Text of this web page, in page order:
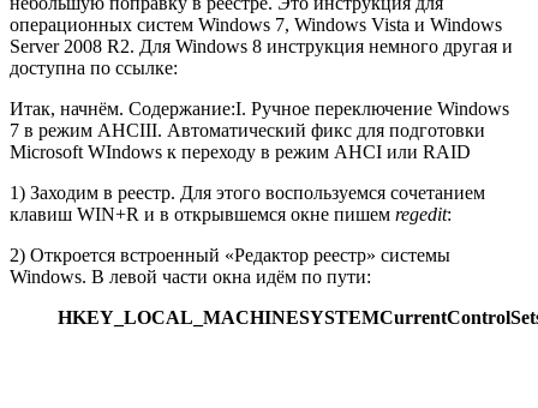
операционных систем Windows 7, Windows Vista и Windows
Server 2008 R2. Для Windows 8 инструкция немного другая и
доступна по ссылке:
Итак, начнём. Содержание:I. Ручное переключение Windows
7 в режим AHCIII. Автоматический фикс для подготовки
Microsoft WIndows к переходу в режим AHCI или RAID
1) Заходим в реестр. Для этого воспользуемся сочетанием
клавиш WIN+R и в открывшемся окне пишем regedit:
2) Откроется встроенный «Редактор реестр» системы
Windows. В левой части окна идём по пути: